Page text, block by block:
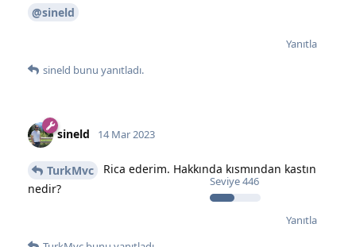
@sineld
Yanıtla
sineld bunu yanıtladı.
sineld
Seviye446
14 Mar 2023
TurkMvc
Rica ederim. Hakkında kısmından kastın
nedir?
Yanıtla